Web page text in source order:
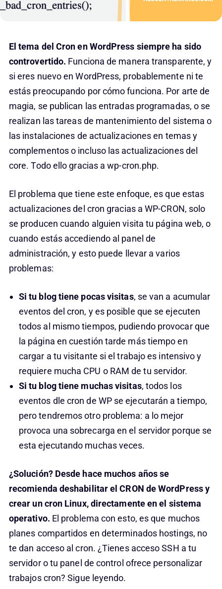
El tema del Cron en WordPress siempre ha sido
controvertido. Funciona de manera transparente, y
si eres nuevo en WordPress, probablemente ni te
estás preocupando por cómo funciona. Por arte de
magia, se publican las entradas programadas, o se
realizan las tareas de mantenimiento del sistema o
las instalaciones de actualizaciones en temas y
complementos o incluso las actualizaciones del
core. Todo ello gracias a wp-cron.php.
El problema que tiene este enfoque, es que estas
actualizaciones del cron gracias a WP-CRON, solo
se producen cuando alguien visita tu página web, o
cuando estás accediendo al panel de
administración, y esto puede llevar a varios
problemas:
Si tu blog tiene pocas visitas, se van a acumular
eventos del cron, y es posible que se ejecuten
todos al mismo tiempos, pudiendo provocar que
la página en cuestión tarde más tiempo en
cargar a tu visitante si el trabajo es intensivo y
requiere mucha CPU o RAM de tu servidor.
Si tu blog tiene muchas visitas, todos los
eventos dle cron de WP se ejecutarán a tiempo,
pero tendremos otro problema: a lo mejor
provoca una sobrecarga en el servidor porque se
esta ejecutando muchas veces.
¿Solución? Desde hace muchos años se
recomienda deshabilitar el CRON de WordPress y
crear un cron Linux, directamente en el sistema
operativo. El problema con esto, es que muchos
planes compartidos en determinados hostings, no
te dan acceso al cron. ¿Tienes acceso SSH a tu
servidor o tu panel de control ofrece personalizar
trabajos cron? Sigue leyendo.